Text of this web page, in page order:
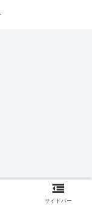
サイドバー